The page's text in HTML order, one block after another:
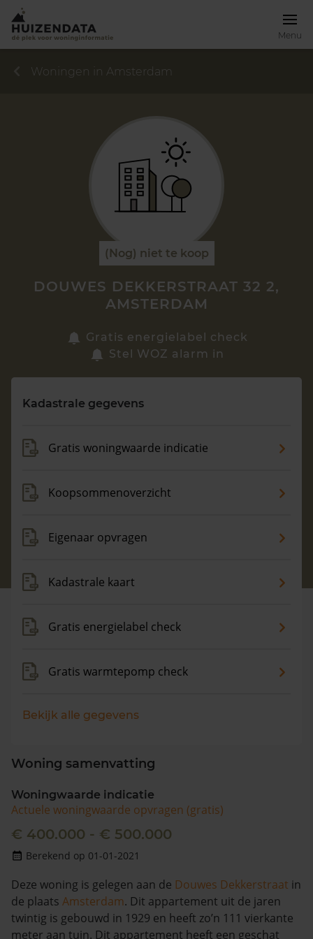
Menu
Vragen? Neem contact met ons op
088 220 4200
Woningen in Amsterdam
(Nog) niet te koop
DOUWES DEKKERSTRAAT 32 2,
AMSTERDAM
Gratis energielabel check
Stel WOZ alarm in
Kadastrale gegevens
Gratis woningwaarde indicatie
Koopsommenoverzicht
Eigenaar opvragen
Kadastrale kaart
Gratis energielabel check
Gratis warmtepomp check
Bekijk alle gegevens
Woning samenvatting
Woningwaarde indicatie
Actuele woningwaarde opvragen (gratis)
€ 400.000 - € 500.000
Berekend op 01-01-2021
Deze woning is gelegen aan de Douwes Dekkerstraat in
de plaats Amsterdam. Dit appartement uit de jaren
twintig is gebouwd in 1929 en heeft zo’n 111 vierkante
meter aan tuin. Dit appartement heeft een geschat